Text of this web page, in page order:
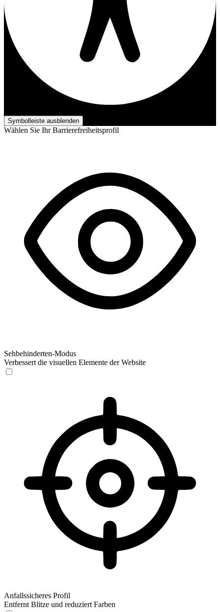
Symbolleiste ausblenden
Wählen Sie Ihr Barrierefreiheitsprofil
Sehbehinderten-Modus
Verbessert die visuellen Elemente der Website
Anfallssicheres Profil
Entfernt Blitze und reduziert Farben